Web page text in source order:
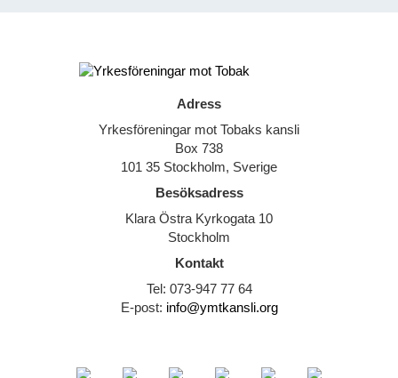
Adress
Yrkesföreningar mot Tobaks kansli
Box 738
101 35 Stockholm, Sverige
Besöksadress
Klara Östra Kyrkogata 10
Stockholm
Kontakt
Tel: 073-947 77 64
E-post: info@ymtkansli.org